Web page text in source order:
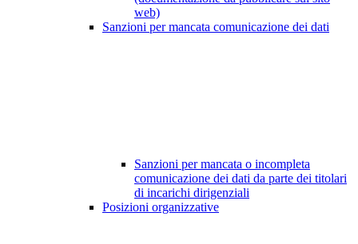
web)
Sanzioni per mancata comunicazione dei dati
Sanzioni per mancata o incompleta
comunicazione dei dati da parte dei titolari
di incarichi dirigenziali
Posizioni organizzative